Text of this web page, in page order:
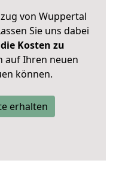
von Wuppertal
Sie uns dabei
Kosten zu
auf Ihren neuen
können.
erhalten